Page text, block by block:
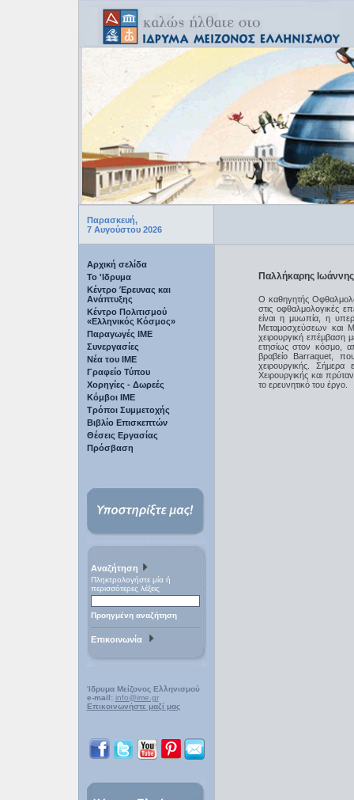
Παρασκευή,
7 Αυγούστου 2026
Αρχική σελίδα
Το 'Ιδρυμα
Κέντρο Έρευνας και
Ανάπτυξης
Κέντρο Πολιτισμού
«Ελληνικός Κόσμος»
Παραγωγές IME
Συνεργασίες
Νέα του ΙΜΕ
Γραφείο Τύπου
Χορηγίες - Δωρεές
Κόμβοι ΙΜΕ
Τρόποι Συμμετοχής
Βιβλίο Επισκεπτών
Θέσεις Εργασίας
Πρόσβαση
Αναζήτηση
Πληκτρολογήστε μία ή
περισσότερες λέξεις
Προηγμένη αναζήτηση
Επικοινωνία
Ίδρυμα Μείζονος Ελληνισμού
e-mail: info@ime.gr
Επικοινωνήστε μαζί μας
Παλλήκαρης Ιωάννης
Ο καθηγητής
στις οφθαλμολογικές
είναι η μυωπία, η
Μεταμοσχεύσεων και
χειρουργική επέμβαση
ετησίως στον κόσμο,
βραβείο Barraquet,
χειρουργικής. Σήμερα
Χειρουργικής και
το ερευνητικό του έργο.